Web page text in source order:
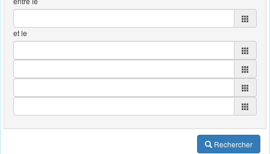
et le
Rechercher